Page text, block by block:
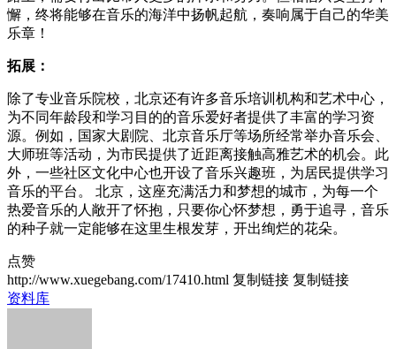
懈，终将能够在音乐的海洋中扬帆起航，奏响属于自己的华美
乐章！
拓展：
除了专业音乐院校，北京还有许多音乐培训机构和艺术中心，
为不同年龄段和学习目的的音乐爱好者提供了丰富的学习资
源。例如，国家大剧院、北京音乐厅等场所经常举办音乐会、
大师班等活动，为市民提供了近距离接触高雅艺术的机会。此
外，一些社区文化中心也开设了音乐兴趣班，为居民提供学习
音乐的平台。 北京，这座充满活力和梦想的城市，为每一个
热爱音乐的人敞开了怀抱，只要你心怀梦想，勇于追寻，音乐
的种子就一定能够在这里生根发芽，开出绚烂的花朵。
点赞
http://www.xuegebang.com/17410.html 复制链接 复制链接
资料库